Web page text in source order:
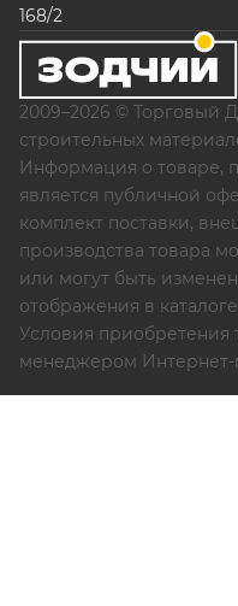
168/2
2009–2026 © Торговый
строительных
Информация о товаре,
является публичной
комплект поставки,
производства товара
или могут быть
отображения в
Условия приобретения
менеджером Интернет-